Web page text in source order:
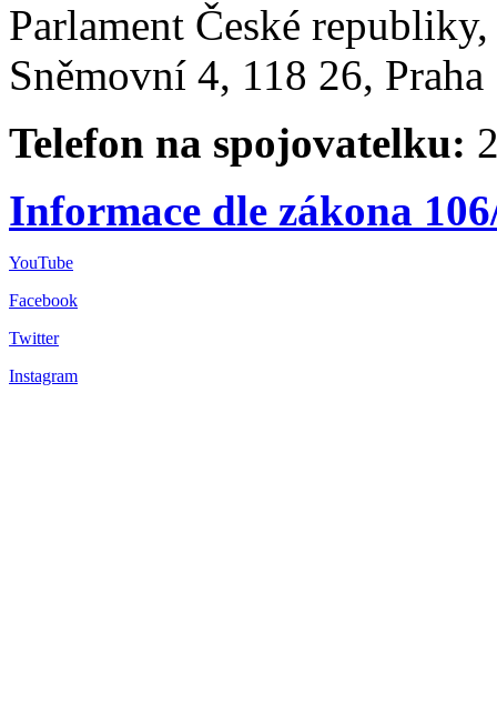
Parlament České
Sněmovní 4, 118 26,
Telefon na spojovatelku:
Informace dle zákona
YouTube
Facebook
Twitter
Instagram